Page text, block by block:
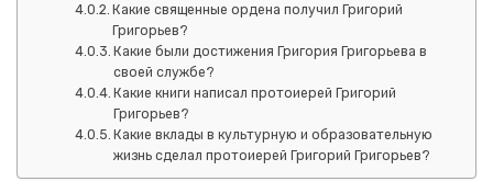
Какие священные ордена получил Григорий
Григорьев?
Какие были достижения Григория Григорьева в
своей службе?
Какие книги написал протоиерей Григорий
Григорьев?
Какие вклады в культурную и образовательную
жизнь сделал протоиерей Григорий Григорьев?